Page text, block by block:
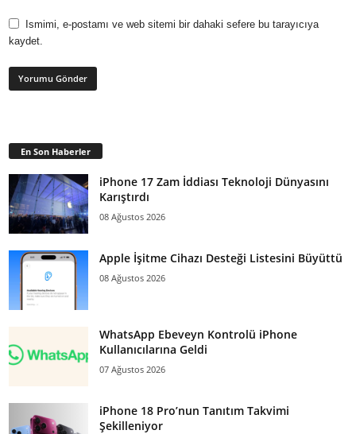
Ismimi, e-postamı ve web sitemi bir dahaki sefere bu tarayıcıya
kaydet.
En Son Haberler
iPhone 17 Zam İddiası Teknoloji Dünyasını
Karıştırdı
08 Ağustos 2026
Apple İşitme Cihazı Desteği Listesini Büyüttü
08 Ağustos 2026
WhatsApp Ebeveyn Kontrolü iPhone
Kullanıcılarına Geldi
07 Ağustos 2026
iPhone 18 Pro’nun Tanıtım Takvimi
Şekilleniyor